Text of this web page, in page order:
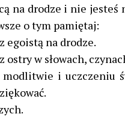
na drodze i nie jesteś
o tym pamiętaj:
egoistą na drodze.
ostry w słowach,
i uczczeniu